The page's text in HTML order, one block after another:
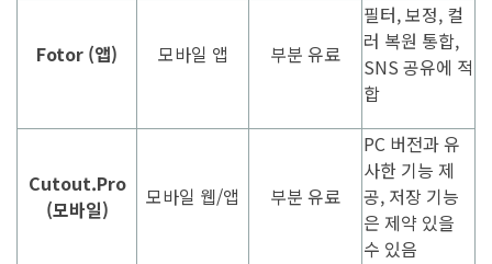
Fotor (앱) 모바일 앱 부분 유료
필터, 보정, 컬
러 복원 통합,
SNS 공유에 적
합
Cutout.Pro
(모바일)
모바일 웹/앱 부분 유료
PC 버전과 유
사한 기능 제
공, 저장 기능
은 제약 있을
수 있음